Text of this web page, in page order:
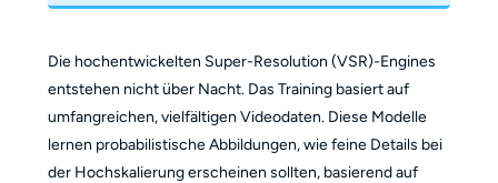
Die hochentwickelten Super-Resolution (VSR)-Engines
entstehen nicht über Nacht. Das Training basiert auf
umfangreichen, vielfältigen Videodaten. Diese Modelle
lernen probabilistische Abbildungen, wie feine Details bei
der Hochskalierung erscheinen sollten, basierend auf